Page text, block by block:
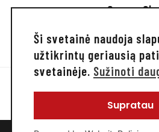
Ši svetainė naudoja
užtikrintų geriausią
svetainėje. Sužinoti
Supratau
Sauce
derinį,